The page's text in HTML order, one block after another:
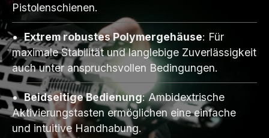
Pistolenschienen.
Extrem robustes Polymergehäuse: Für
maximale Stabilität und langlebige Zuverlässigkeit
auch unter anspruchsvollen Bedingungen.
Beidseitige Bedienung: Ambidextrische
Aktivierungstasten ermöglichen eine einfache
und intuitive Handhabung.